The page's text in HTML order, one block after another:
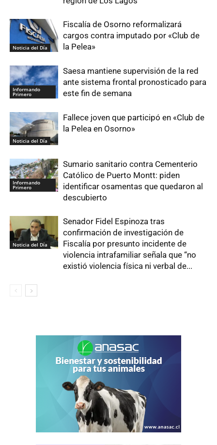
Noticia del Día
Fiscalía de Osorno reformalizará
cargos contra imputado por «Club de
la Pelea»
Informando
Primero
Saesa mantiene supervisión de la red
ante sistema frontal pronosticado para
este fin de semana
Noticia del Día
Fallece joven que participó en «Club de
la Pelea en Osorno»
Informando
Primero
Sumario sanitario contra Cementerio
Católico de Puerto Montt: piden
identificar osamentas que quedaron al
descubierto
Noticia del Día
Senador Fidel Espinoza tras
confirmación de investigación de
Fiscalía por presunto incidente de
violencia intrafamiliar señala que “no
existió violencia física ni verbal de...